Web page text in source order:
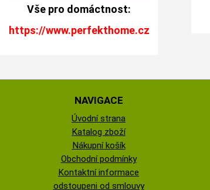
Vše pro domáctnost:
https://www.perfekthome.cz
NAVIGACE
Úvodní strana
Katalog zboží
Nákupní košík
Obchodní podmínky
Kontaktní informace
odstoupeni od smlouvy